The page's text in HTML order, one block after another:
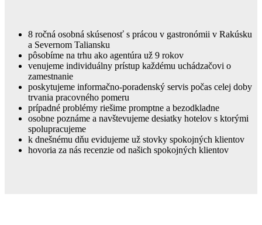
8 ročná osobná skúsenosť s prácou v gastronómii v Rakúsku
a Severnom Taliansku
pôsobíme na trhu ako agentúra už 9 rokov
venujeme individuálny prístup každému uchádzačovi o
zamestnanie
poskytujeme informačno-poradenský servis počas celej doby
trvania pracovného pomeru
prípadné problémy riešime promptne a bezodkladne
osobne poznáme a navštevujeme desiatky hotelov s ktorými
spolupracujeme
k dnešnému dňu evidujeme už stovky spokojných klientov
hovoria za nás recenzie od našich spokojných klientov